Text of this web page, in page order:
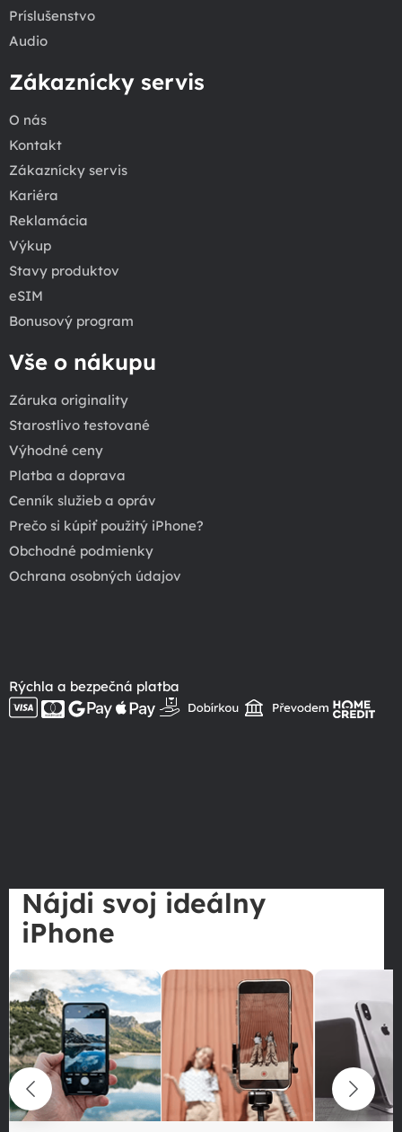
Príslušenstvo
Audio
Zákaznícky servis
O nás
Kontakt
Zákaznícky servis
Kariéra
Reklamácia
Výkup
Stavy produktov
eSIM
Bonusový program
Vše o nákupu
Záruka originality
Starostlivo testované
Výhodné ceny
Platba a doprava
Cenník služieb a opráv
Prečo si kúpiť použitý iPhone?
Obchodné podmienky
Ochrana osobných údajov
Rýchla a bezpečná platba
Nájdi svoj ideálny
iPhone